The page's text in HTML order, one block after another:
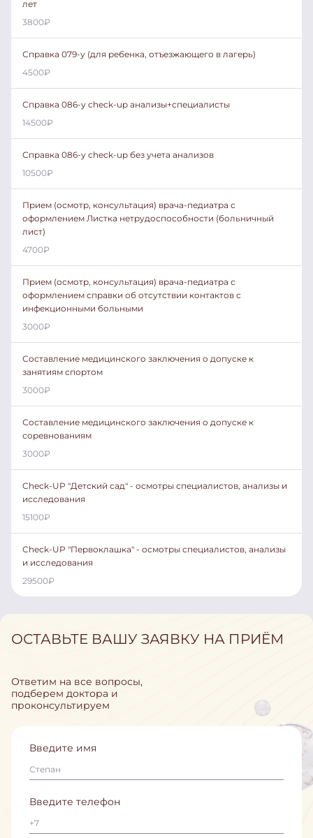
лет
3800₽
Справка 079-у (для ребенка, отъезжающего в лагерь)
4500₽
Справка 086-у check-up анализы+специалисты
14500₽
Справка 086-у check-up без учета анализов
10500₽
Прием (осмотр, консультация) врача-педиатра с
оформлением Листка нетрудоспособности (больничный
лист)
4700₽
Прием (осмотр, консультация) врача-педиатра с
оформлением справки об отсутствии контактов с
инфекционными больными
3000₽
Составление медицинского заключения о допуске к
занятиям спортом
3000₽
Составление медицинского заключения о допуске к
соревнованиям
3000₽
Check-UP "Детский сад" - осмотры специалистов, анализы и
исследования
15100₽
Check-UP "Первоклашка" - осмотры специалистов, анализы
и исследования
29500₽
ОСТАВЬТЕ ВАШУ ЗАЯВКУ НА ПРИЁМ
Ответим на все вопросы,
подберем доктора и
проконсультируем
Введите имя
Введите телефон